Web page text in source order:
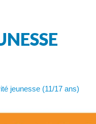
jeunesse (11/17 ans)